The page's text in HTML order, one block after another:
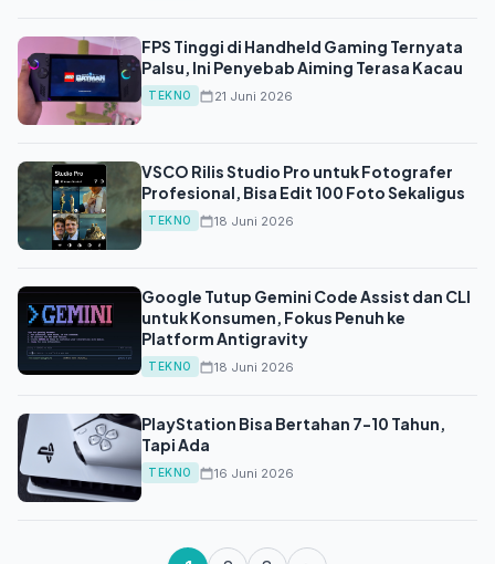
FPS Tinggi di Handheld Gaming Ternyata
Palsu, Ini Penyebab Aiming Terasa Kacau
TEKNO 21 Juni 2026
VSCO Rilis Studio Pro untuk Fotografer
Profesional, Bisa Edit 100 Foto Sekaligus
TEKNO 18 Juni 2026
Google Tutup Gemini Code Assist dan CLI
untuk Konsumen, Fokus Penuh ke
Platform Antigravity
TEKNO 18 Juni 2026
PlayStation Bisa Bertahan 7-10 Tahun,
Tapi Ada
TEKNO 16 Juni 2026